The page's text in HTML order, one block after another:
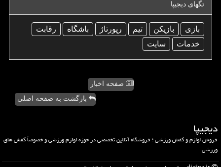
تگهای دیجیپا
بازی بازیكن تیم رپورتاژ باشگاه
رقابت
خدمات
سایت
صفحه اخبار
بازگشت به صفحه اصلی
دیجیپا
فروش لوازم و کفش ورزشی ؛ فروشگاه آنلاین تخصصی در حوزه لوازم ورزشی و خصوصاً کفش های
ورزشی